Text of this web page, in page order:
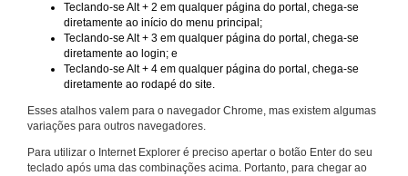
Teclando-se Alt + 2 em qualquer página do portal, chega-se
diretamente ao início do menu principal;
Teclando-se Alt + 3 em qualquer página do portal, chega-se
diretamente ao login; e
Teclando-se Alt + 4 em qualquer página do portal, chega-se
diretamente ao rodapé do site.
Esses atalhos valem para o navegador Chrome, mas existem algumas
variações para outros navegadores.
Para utilizar o Internet Explorer é preciso apertar o botão Enter do seu
teclado após uma das combinações acima. Portanto, para chegar ao